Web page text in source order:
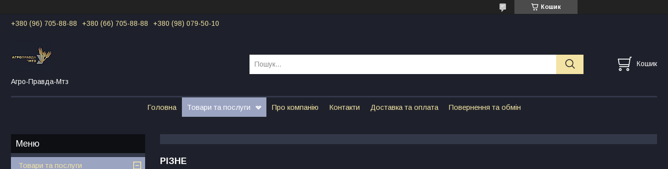
Кошик
+380 (96) 705-88-88 +380 (66) 705-88-88 +380 (98) 079-50-10
Агро-Правда-Мтз
Кошик
Головна Товари та послуги Про компанію Контакти Доставка та оплата Повернення та обмін
РІЗНЕ
Товари та послуги